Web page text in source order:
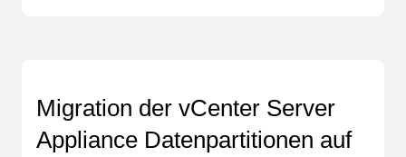
Migration der vCenter Server
Appliance Datenpartitionen auf